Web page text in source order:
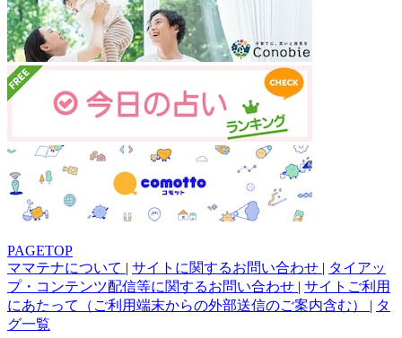
PAGETOP
ママテナについて | サイトに関するお問い合わせ | タイアッ
プ・コンテンツ配信等に関するお問い合わせ | サイトご利用
にあたって（ご利用端末からの外部送信のご案内含む） | タ
グ一覧